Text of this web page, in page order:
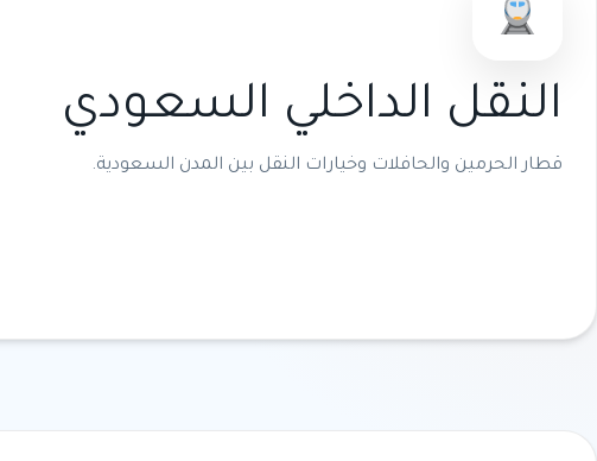
النقل الداخلي السعودي
قطار الحرمين والحافلات وخيارات النقل بين المدن السعودية.